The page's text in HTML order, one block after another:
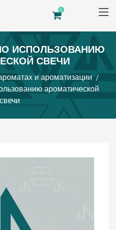
0
ИСПОЛЬЗОВАНИЮ
СВЕЧИ
и ароматизации
ароматической
свечи